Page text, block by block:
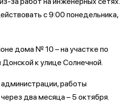
с 9:00 понедельника,
дома № 10 – на участке по
к улице Солнечной.
работы
два месяца – 5 октября.